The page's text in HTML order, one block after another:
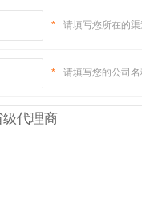
* 请填写您所在的
* 请填写您的公司